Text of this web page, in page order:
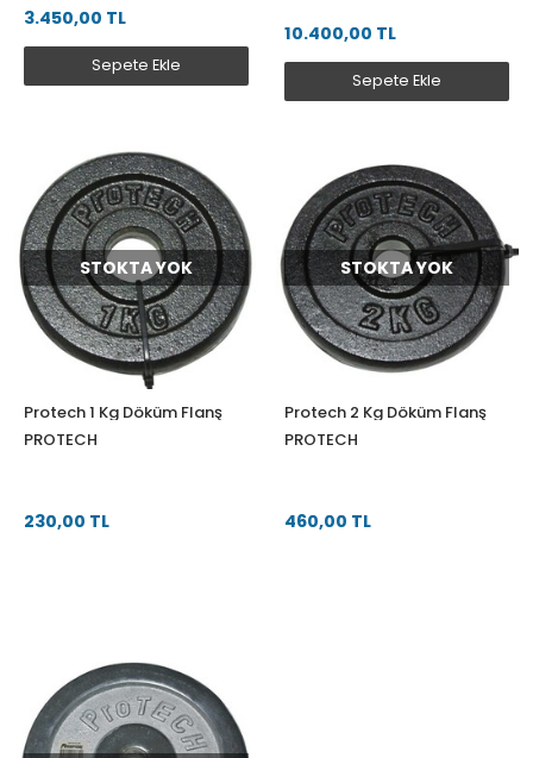
3.450,00 TL
Sepete Ekle
10.400,00 TL
Sepete Ekle
STOKTA YOK
Protech 1 Kg Döküm Flanş
PROTECH
230,00 TL
STOKTA YOK
Protech 2 Kg Döküm Flanş
PROTECH
460,00 TL